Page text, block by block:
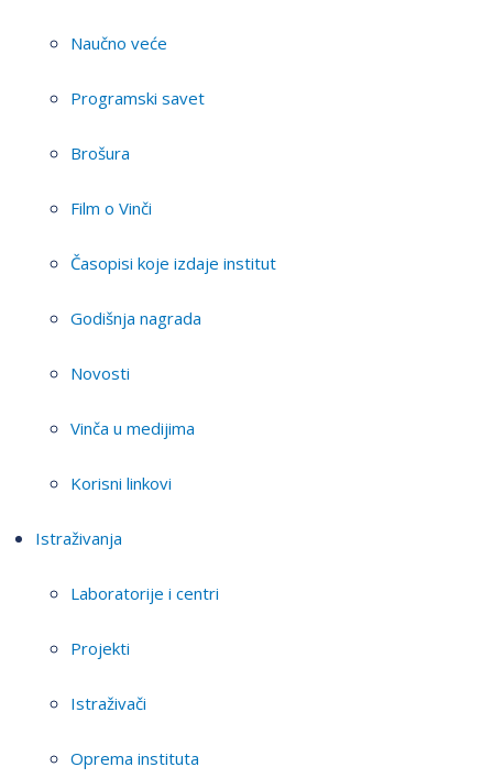
Naučno veće
Programski savet
Brošura
Film o Vinči
Časopisi koje izdaje institut
Godišnja nagrada
Novosti
Vinča u medijima
Korisni linkovi
Istraživanja
Laboratorije i centri
Projekti
Istraživači
Oprema instituta